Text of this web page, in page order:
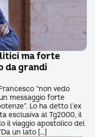
ma forte
da grandi
“non vedo
messaggio forte
Lo ha detto l’ex
esclusiva al Tg2000, il
il viaggio apostolico del
un lato […]